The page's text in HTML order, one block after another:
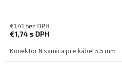
€1,41 bez DPH
€1,74 s DPH
Konektor N samica pre kábel 5.5 mm